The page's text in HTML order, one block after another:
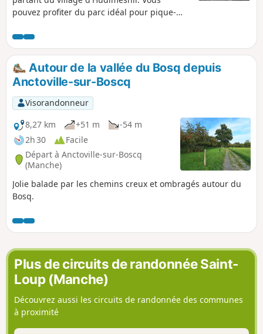
pouvez profiter du parc idéal pour pique-
enfants.
Autour de la vallée du Bosq depuis
Anctoville-sur-Boscq
Visorandonneur
8,27 km
+51 m
-54 m
2h 30
Facile
Départ à Anctoville-sur-Boscq
(Manche)
Jolie balade par les chemins creux et ombragés autour du
Bosq.
Plus de circuits de randonnée Saint-
Loup (Manche)
Découvrez aussi les circuits de randonnée des communes
à proximité